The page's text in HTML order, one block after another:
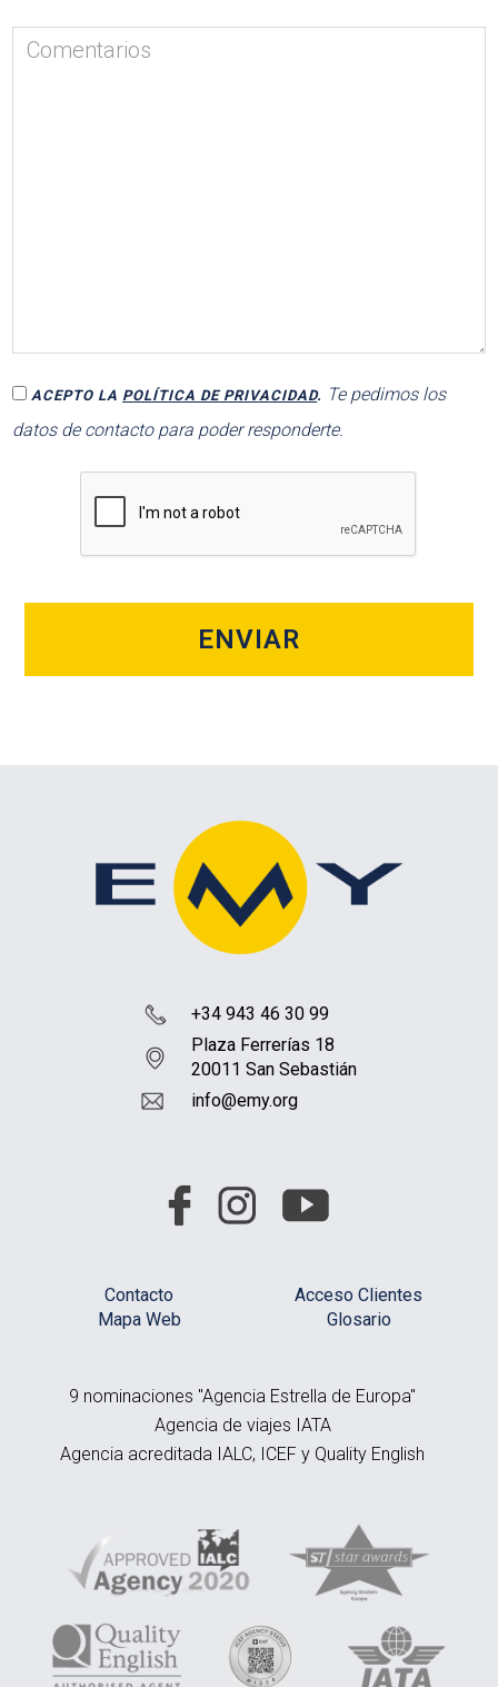
ACEPTO LA POLÍTICA DE PRIVACIDAD. Te pedimos los
datos de contacto para poder responderte.
ENVIAR
+34 943 46 30 99
Plaza Ferrerías 18
20011 San Sebastián
info@emy.org
Contacto
Mapa Web
Acceso Clientes
Glosario
9 nominaciones "Agencia Estrella de Europa"
Agencia de viajes IATA
Agencia acreditada IALC, ICEF y Quality English